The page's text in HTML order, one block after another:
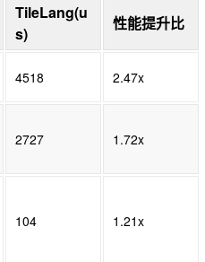
TileLang(u
s)
性能提升比
4518 2.47x
2727 1.72x
104 1.21x